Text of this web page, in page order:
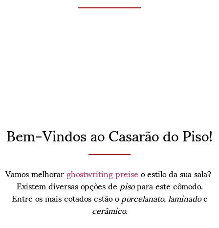
Bem-Vindos ao Casarão do Piso!
Vamos melhorarghostwriting preiseo estilo da sua sala?
Existem diversas opções depisopara este cômodo.
Entre os mais cotados estão oporcelanato,laminadoe
cerâmico.